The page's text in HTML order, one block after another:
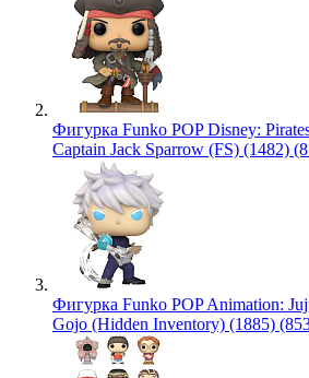
Фигурка Funko POP Disney:
Captain Jack Sparrow (FS) (1482)
Фигурка Funko POP Animation:
Gojo (Hidden Inventory) (1885)